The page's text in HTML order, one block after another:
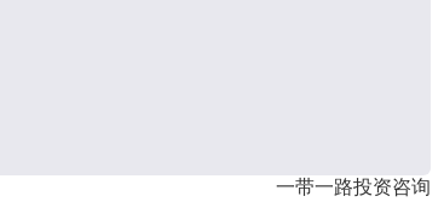
一带一路投资咨询